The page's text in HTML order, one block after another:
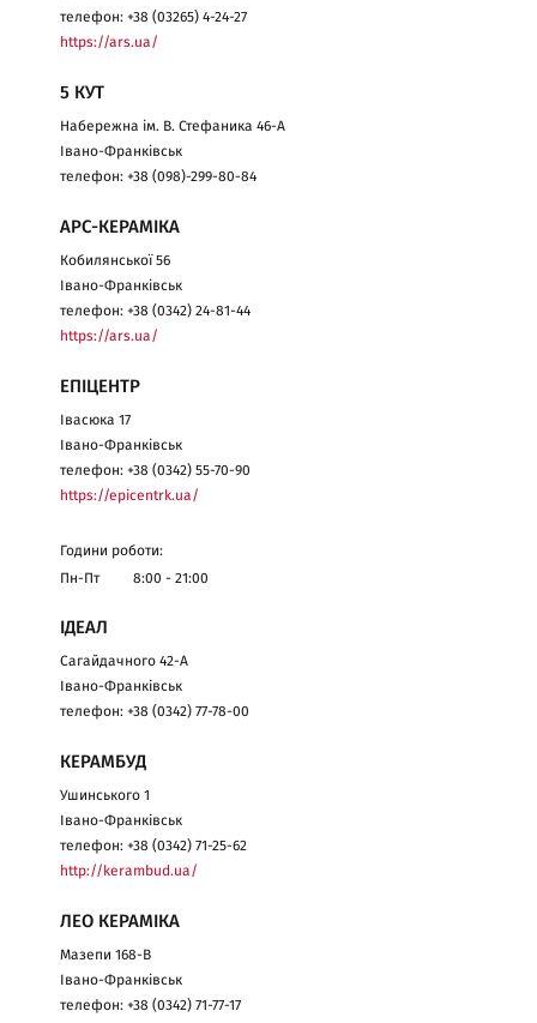
телефон: +38 (03265) 4-24-27
https://ars.ua/
5 КУТ
Набережна ім. В. Стефаника 46-А
Івано-Франківськ
телефон: +38 (098)-299-80-84
АРС-КЕРАМІКА
Кобилянської 56
Івано-Франківськ
телефон: +38 (0342) 24-81-44
https://ars.ua/
ЕПІЦЕНТР
Івасюка 17
Івано-Франківськ
телефон: +38 (0342) 55-70-90
https://epicentrk.ua/
Години роботи:
Пн-Пт
8:00 - 21:00
ІДЕАЛ
Сагайдачного 42-А
Івано-Франківськ
телефон: +38 (0342) 77-78-00
КЕРАМБУД
Ушинського 1
Івано-Франківськ
телефон: +38 (0342) 71-25-62
http://kerambud.ua/
ЛЕО КЕРАМІКА
Мазепи 168-В
Івано-Франківськ
телефон: +38 (0342) 71-77-17